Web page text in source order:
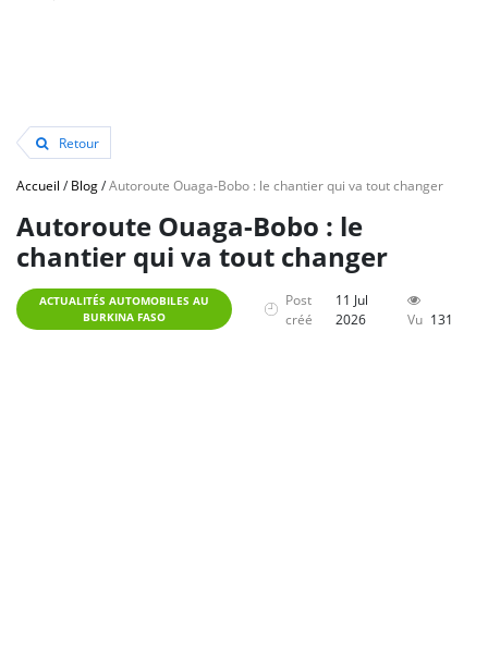
Retour
Accueil /Blog/Autoroute Ouaga-Bobo : le chantier qui va tout changer
Autoroute Ouaga-Bobo : le
chantier qui va tout changer
ACTUALITÉS AUTOMOBILES AU
BURKINA FASO
Post
créé
11 Jul
2026
Vu 131